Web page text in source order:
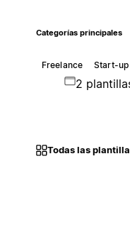
Categorías principales
Freelance Start-up
2
Todas las